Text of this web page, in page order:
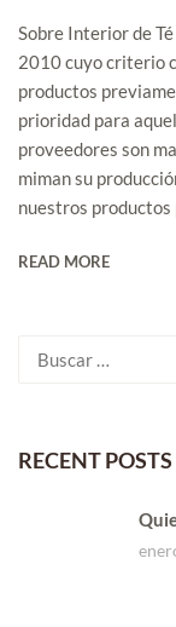
Sobre Interior de
2010 cuyo criterio
productos
prioridad para
proveedores son
miman su
nuestros productos
READ MORE
Buscar:
RECENT POSTS